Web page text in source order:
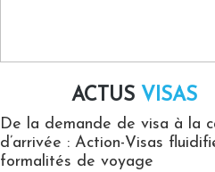
ACTUS VISAS
De la demande de visa à la
d’arrivée : Action-Visas
formalités de voyage